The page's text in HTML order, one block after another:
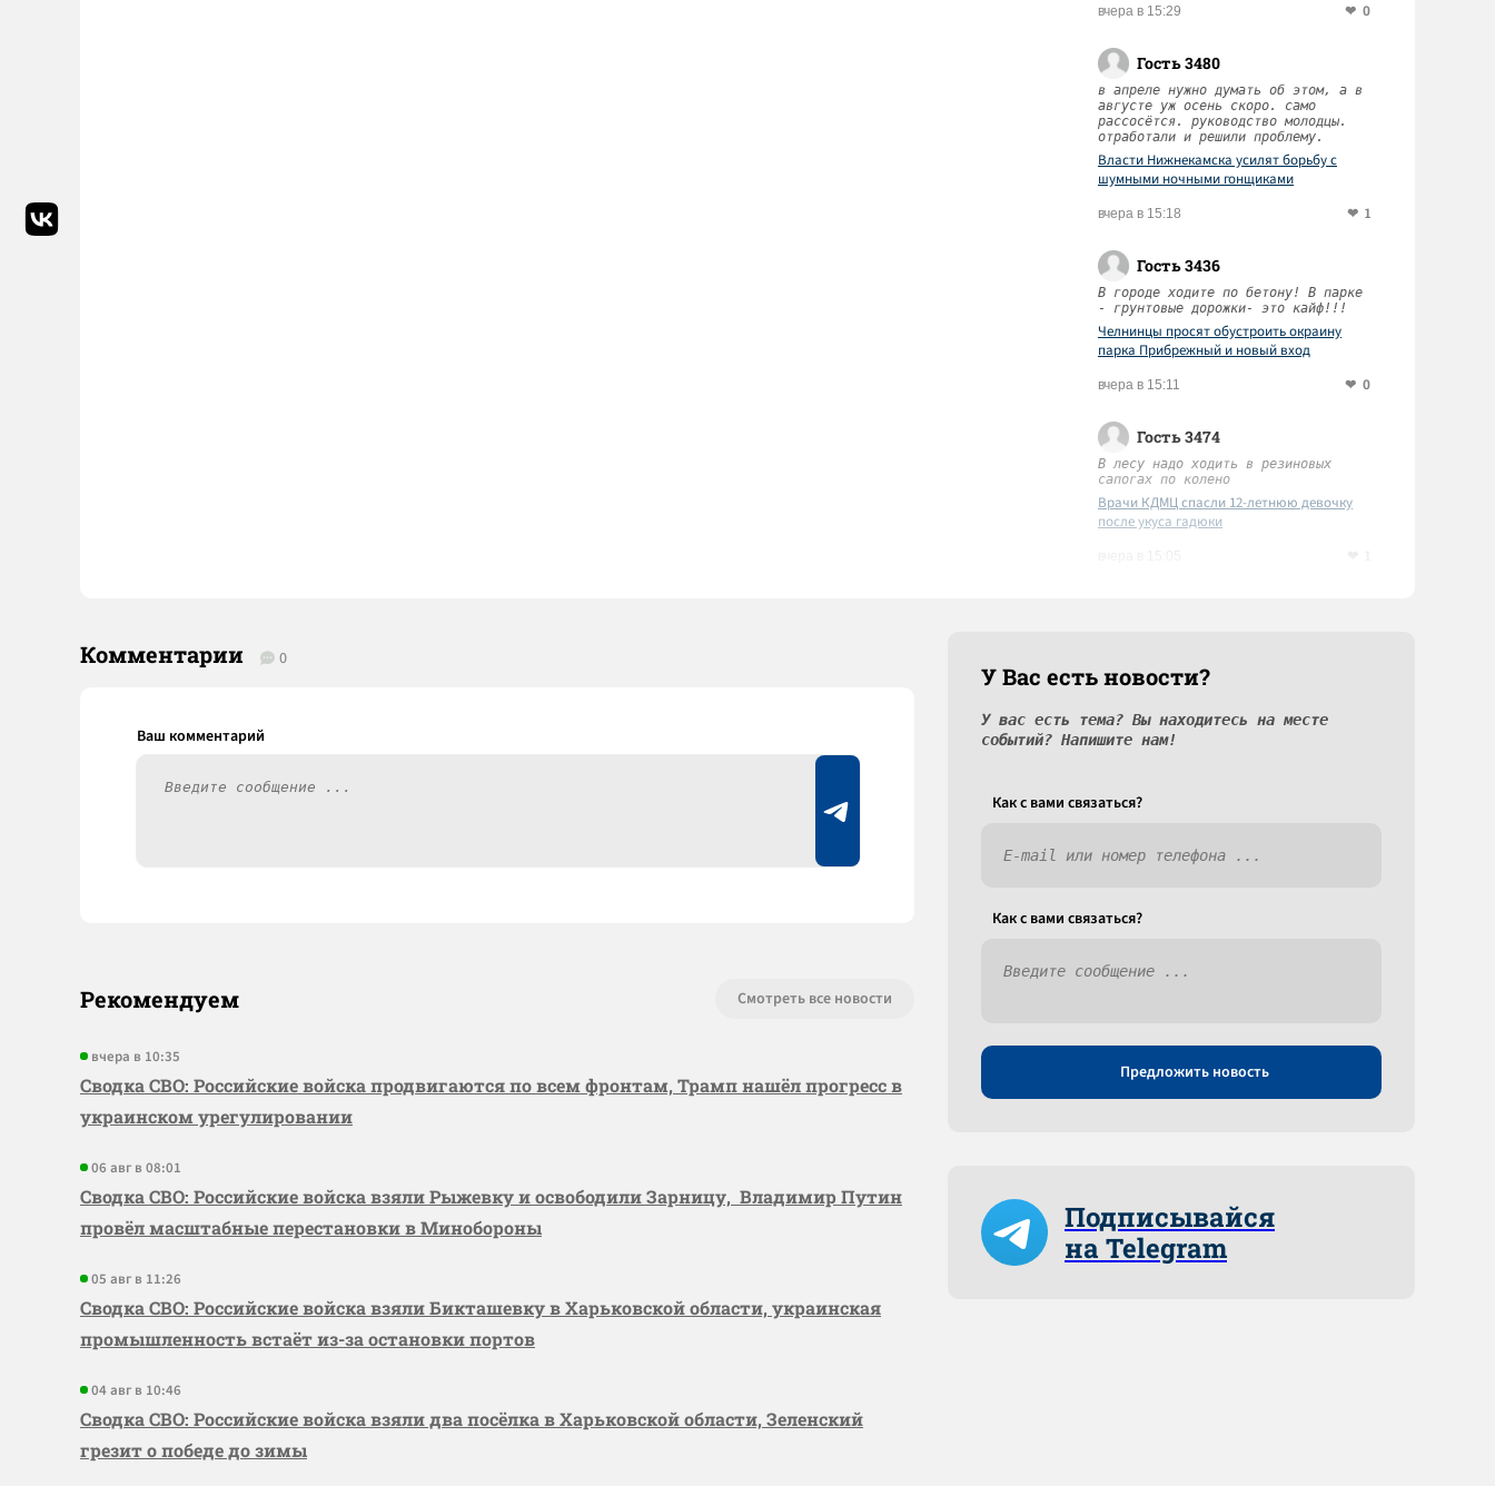
вчера в 15:29 0
Гость 3480
в апреле нужно думать об этом, а в
августе уж осень скоро. само
рассосётся. руководство молодцы.
отработали и решили проблему.
Власти Нижнекамска усилят борьбу с
шумными ночными гонщиками
вчера в 15:18 1
Гость 3436
В городе ходите по бетону! В парке
- грунтовые дорожки- это кайф!!!
Челнинцы просят обустроить окраину
парка Прибрежный и новый вход
вчера в 15:11 0
Гость 3474
В лесу надо ходить в резиновых
сапогах по колено
Врачи КДМЦ спасли 12-летнюю девочку
после укуса гадюки
Комментарии 0
Рекомендуем Смотреть все новости
вчера в 10:35
Сводка СВО: Российские войска продвигаются по всем фронтам, Трамп нашёл прогресс в
украинском урегулировании
06 авг в 08:01
Сводка СВО: Российские войска взяли Рыжевку и освободили Зарницу, Владимир Путин
провёл масштабные перестановки в Минобороны
05 авг в 11:26
Сводка СВО: Российские войска взяли Бикташевку в Харьковской области, украинская
промышленность встаёт из-за остановки портов
04 авг в 10:46
Сводка СВО: Российские войска взяли два посёлка в Харьковской области, Зеленский
грезит о победе до зимы
У Вас есть новости?
У вас есть тема? Вы находитесь на месте
событий? Напишите нам!
Как c вами связаться?
Как c вами связаться?
Предложить новость
Подписывайся
на Telegram